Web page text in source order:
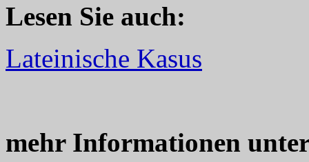
Lesen Sie auch:
Lateinische Kasus
mehr Informationen